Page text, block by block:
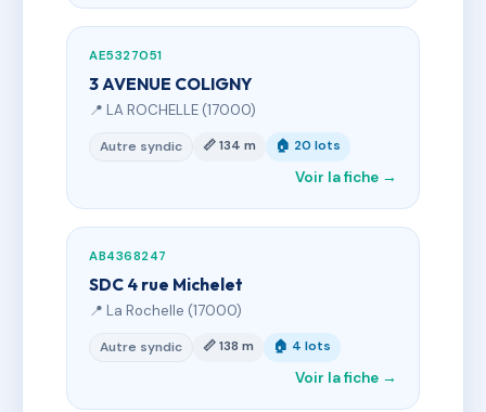
AE5327051
3 AVENUE COLIGNY
📍 LA ROCHELLE (17000)
Autre syndic 📏 134 m 🏠 20 lots
Voir la fiche →
AB4368247
SDC 4 rue Michelet
📍 La Rochelle (17000)
Autre syndic 📏 138 m 🏠 4 lots
Voir la fiche →